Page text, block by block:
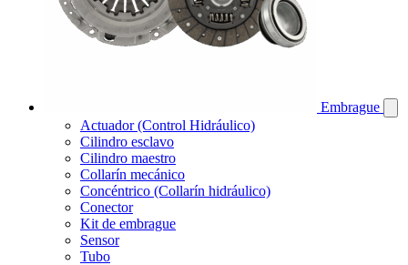
Embrague
Actuador (Control Hidráulico)
Cilindro esclavo
Cilindro maestro
Collarín mecánico
Concéntrico (Collarín hidráulico)
Conector
Kit de embrague
Sensor
Tubo